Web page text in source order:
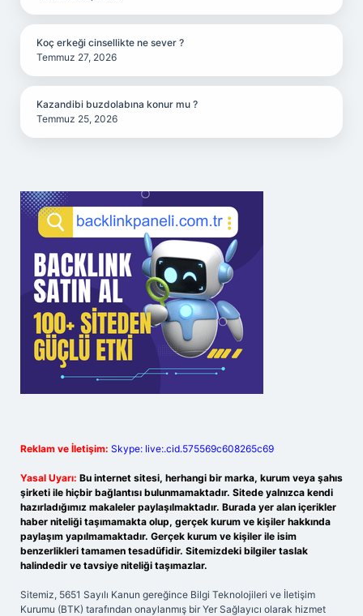
Koç erkeği cinsellikte ne sever ?
Temmuz 27, 2026
Kazandibi buzdolabına konur mu ?
Temmuz 25, 2026
Reklam ve İletişim: Skype: live:.cid.575569c608265c69
Yasal Uyarı: Bu internet sitesi, herhangi bir marka, kurum veya şahıs
şirketi ile hiçbir bağlantısı bulunmamaktadır. Sitede yalnızca kendi
hazırladığımız makaleler paylaşılmaktadır. Burada yer alan içerikler
haber niteliği taşımamakta olup, gerçek kurum ve kişiler hakkında
paylaşım yapılmamaktadır. Gerçek kurum ve kişiler ile isim
benzerlikleri tamamen tesadüfidir. Sitemizdeki bilgiler taslak
halindedir ve tavsiye niteliği taşımazlar.
Sitemiz, 5651 Sayılı Kanun gereğince Bilgi Teknolojileri ve İletişim
Kurumu (BTK) tarafından onaylanmış bir Yer Sağlayıcı olarak hizmet